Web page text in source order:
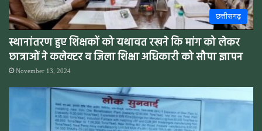
छत्तीसगढ़
स्थानांतरण हुए शिक्षकों को यथावत रखने कि मांग को लेकर
छात्राओं ने कलेक्टर व जिला शिक्षा अधिकारी को सौपा ज्ञापन
November 13, 2024